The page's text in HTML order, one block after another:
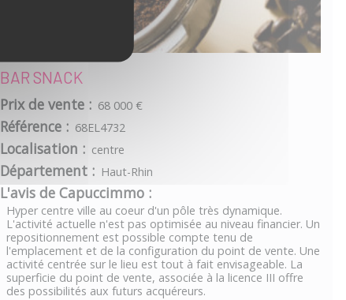
BAR SNACK
Prix de vente : 68 000 €
Référence : 68EL4732
Localisation : centre
Département : Haut-Rhin
L'avis de Capuccimmo :
Hyper centre ville au coeur d'un pôle très dynamique.
L'activité actuelle n'est pas optimisée au niveau financier. Un
repositionnement est possible compte tenu de
l'emplacement et de la configuration du point de vente. Une
activité centrée sur le lieu est tout à fait envisageable. La
superficie du point de vente, associée à la licence III offre
des possibilités aux futurs acquéreurs.